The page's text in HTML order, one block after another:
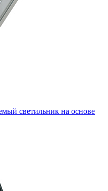
светильник на основе